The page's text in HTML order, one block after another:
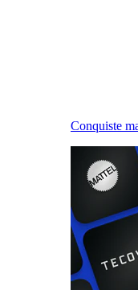
Conquiste